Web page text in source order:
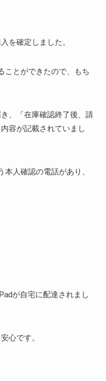
を確定しました。
ことができたので、もち
、「在庫確認終了後、請
容が記載されていまし
人確認の電話があり、
が自宅に配達されまし
心です。